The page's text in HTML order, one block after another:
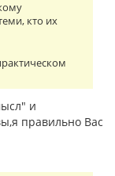
кто их
и
правильно Вас